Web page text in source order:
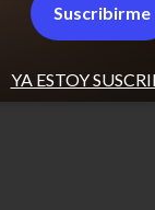
Comenta!
YA ESTOY
Suscribirme